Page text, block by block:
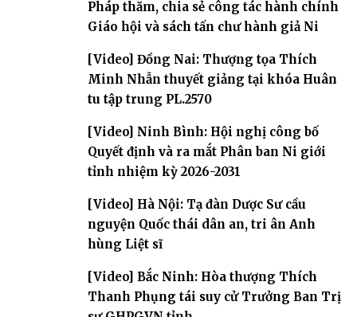
Pháp thăm, chia sẻ công tác hành chính
Giáo hội và sách tấn chư hành giả Ni
[Video] Đồng Nai: Thượng tọa Thích
Minh Nhẫn thuyết giảng tại khóa Huân
tu tập trung PL.2570
[Video] Ninh Bình: Hội nghị công bố
Quyết định và ra mắt Phân ban Ni giới
tỉnh nhiệm kỳ 2026-2031
[Video] Hà Nội: Tạ đàn Dược Sư cầu
nguyện Quốc thái dân an, tri ân Anh
hùng Liệt sĩ
[Video] Bắc Ninh: Hòa thượng Thích
Thanh Phụng tái suy cử Trưởng Ban Trị